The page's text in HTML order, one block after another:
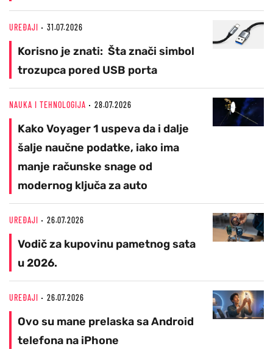
UREĐAJI 31.07.2026
Korisno je znati: Šta znači simbol
trozupca pored USB porta
NAUKA I TEHNOLOGIJA 28.07.2026
Kako Voyager 1 uspeva da i dalje
šalje naučne podatke, iako ima
manje računske snage od
modernog ključa za auto
UREĐAJI 26.07.2026
Vodič za kupovinu pametnog sata
u 2026.
UREĐAJI 26.07.2026
Ovo su mane prelaska sa Android
telefona na iPhone